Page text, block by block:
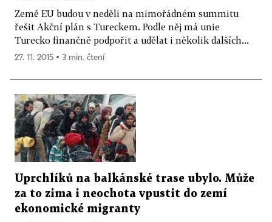
Země EU budou v neděli na mimořádném summitu
řešit Akční plán s Tureckem. Podle něj má unie
Turecko finančně podpořit a udělat i několik dalších...
27. 11. 2015 ▪ 3 min. čtení
Uprchlíků na balkánské trase ubylo. Může
za to zima i neochota vpustit do zemí
ekonomické migranty